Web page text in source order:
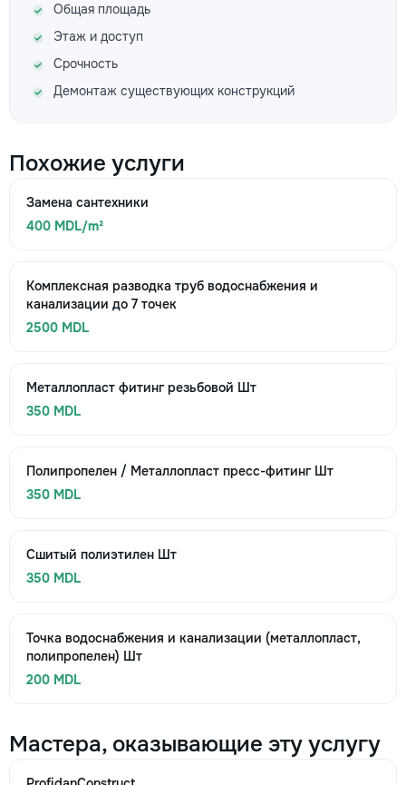
Общая площадь
Этаж и доступ
Срочность
Демонтаж существующих конструкций
Похожие услуги
Замена сантехники
400 MDL/m²
Комплексная разводка труб водоснабжения и
канализации до 7 точек
2500 MDL
Металлопласт фитинг резьбовой Шт
350 MDL
Полипропелен / Металлопласт пресс-фитинг Шт
350 MDL
Сшитый полиэтилен Шт
350 MDL
Точка водоснабжения и канализации (металлопласт,
полипропелен) Шт
200 MDL
Мастера, оказывающие эту услугу